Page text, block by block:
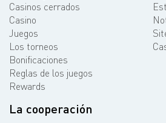
Casinos cerrados
Casino
Juegos
Los torneos
Bonificaciones
Reglas de los juegos
Rewards
La cooperación